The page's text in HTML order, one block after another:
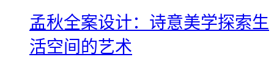
孟秋全案设计：诗意美学探索生
活空间的艺术